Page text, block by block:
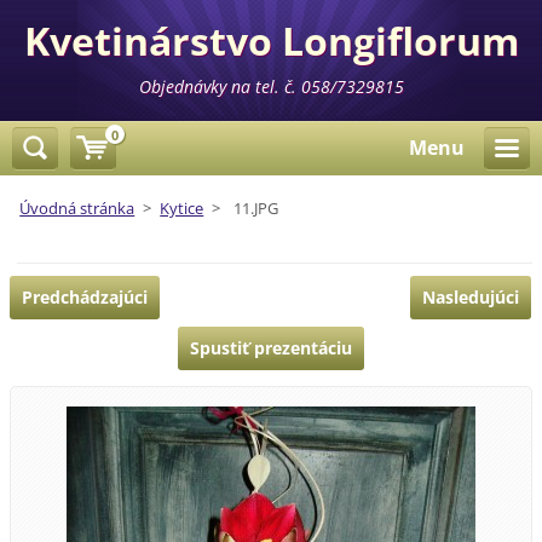
Kvetinárstvo Longiflorum
Objednávky na tel. č. 058/7329815
Menu
Úvodná stránka > Kytice > 11.JPG
Predchádzajúci Nasledujúci
Spustiť prezentáciu
0